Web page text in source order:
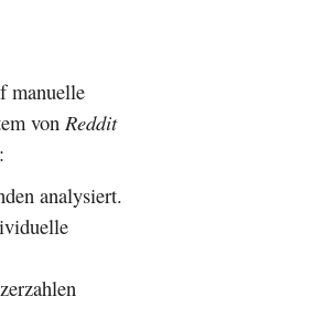
manuelle
von Reddit
analysiert.